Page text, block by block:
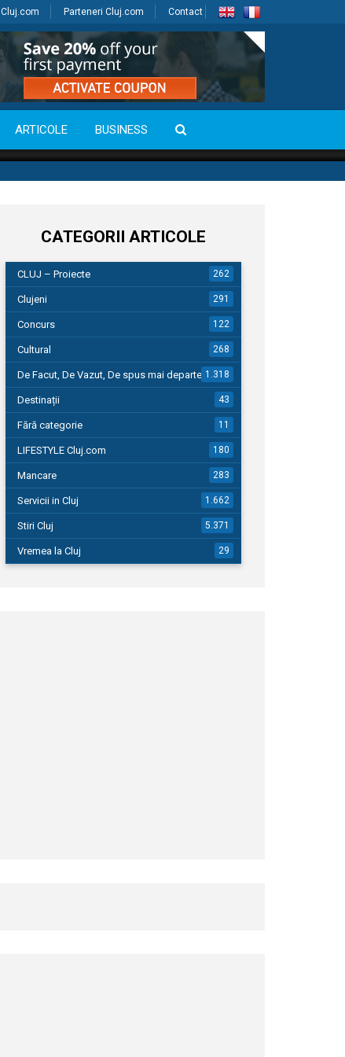
Parteneri Cluj.com Contact
ARTICOLE BUSINESS
CATEGORII ARTICOLE
CLUJ – Proiecte 262
Clujeni 291
Concurs 122
Cultural 268
De Facut, De Vazut, De spus mai departe…1.318
Destinații 43
Fără categorie 11
LIFESTYLE Cluj.com 180
Mancare 283
Servicii in Cluj 1.662
Stiri Cluj 5.371
Vremea la Cluj 29